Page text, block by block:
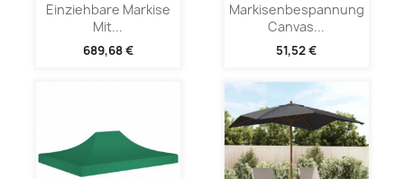
Einziehbare Markise
Mit...
689,68 €
Markisenbespannung
Canvas...
51,52 €